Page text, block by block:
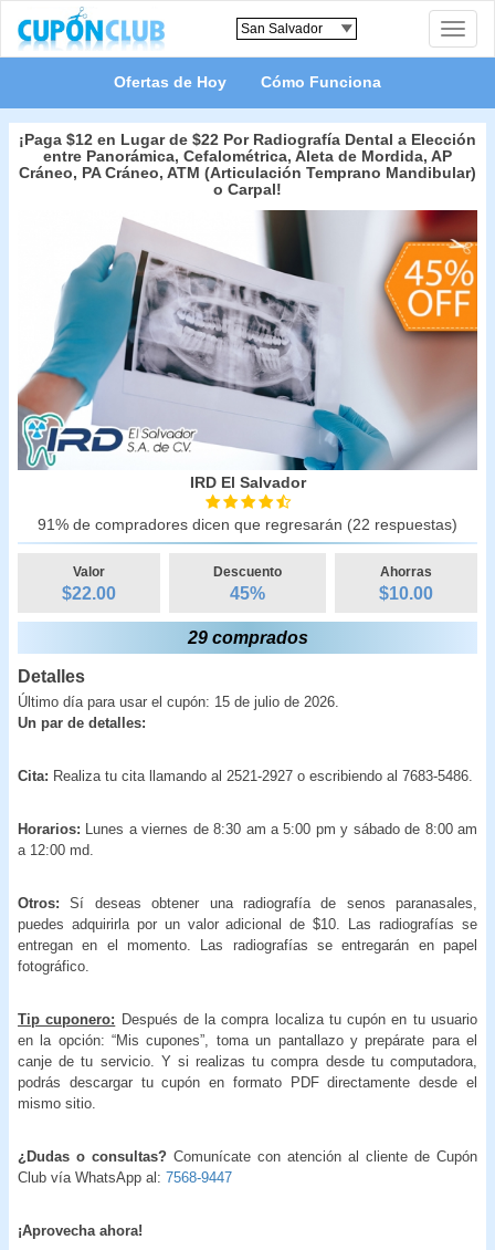
Toggle
Ofertas de Hoy Cómo Funciona
¡Paga $12 en Lugar de $22 Por Radiografía Dental a Elección
entre Panorámica, Cefalométrica, Aleta de Mordida, AP
Cráneo, PA Cráneo, ATM (Articulación Temprano Mandibular)
o Carpal!
IRD El Salvador
91% de compradores dicen que regresarán (22 respuestas)
Valor
$22.00
Descuento
45%
Ahorras
$10.00
29 comprados
Detalles
Último día para usar el cupón: 15 de julio de 2026.
Un par de detalles:
Cita: Realiza tu cita llamando al 2521-2927 o escribiendo al 7683-5486.
Horarios:
Lunes a viernes de 8:30 am a 5:00 pm y sábado de 8:00 am
a 12:00 md.
Otros:Sí deseas obtener una radiografía de senos paranasales,
puedes adquirirla por un valor adicional de $10. Las radiografías se
entregan en el momento. Las radiografías se entregarán en papel
fotográfico.
Tip cuponero: Después de la compra localiza tu cupón en tu usuario
en la opción: “Mis cupones”, toma un pantallazo y prepárate para el
canje de tu servicio. Y si realizas tu compra desde tu computadora,
podrás descargar tu cupón en formato PDF directamente desde el
mismo sitio.
¿Dudas o consultas? Comunícate con atención al cliente de Cupón
Club vía WhatsApp al: 7568-9447
¡Aprovecha ahora!